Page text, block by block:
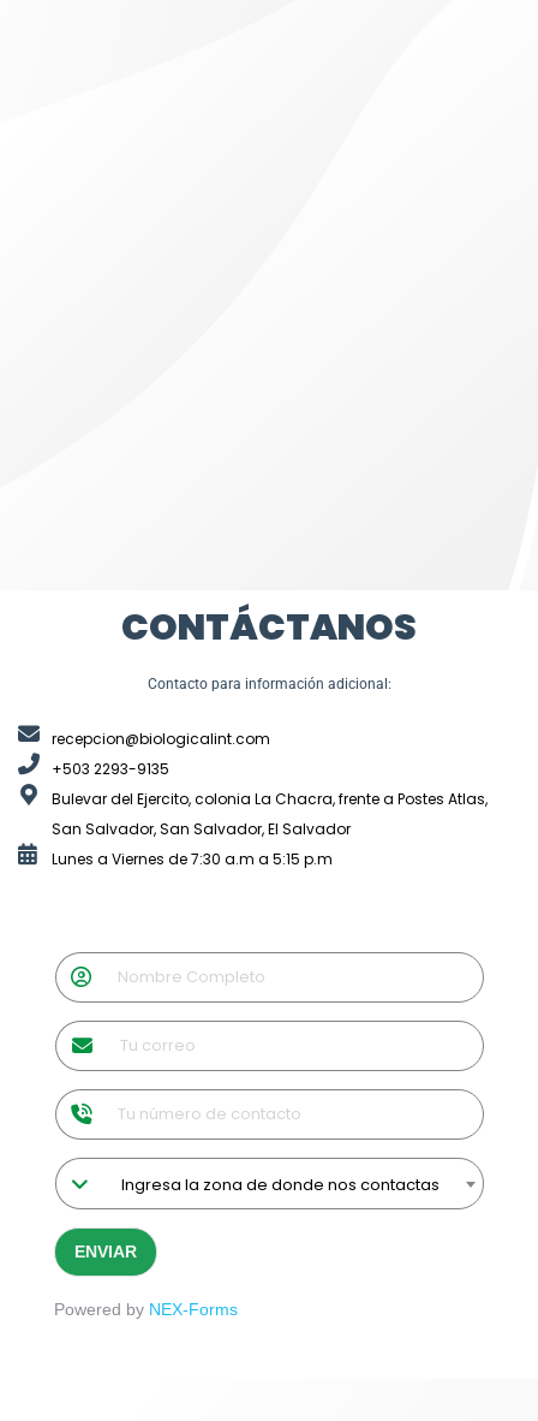
CONTÁCTANOS
Contacto para información adicional:
recepcion@biologicalint.com
+503 2293-9135
Bulevar del Ejercito, colonia La Chacra, frente a Postes Atlas,
San Salvador, San Salvador, El Salvador
Lunes a Viernes de 7:30 a.m a 5:15 p.m
Ingresa la zona de donde nos contactas
ENVIAR
Powered by NEX-Forms